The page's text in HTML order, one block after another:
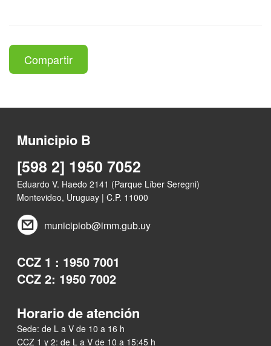
Compartir
Municipio B
[598 2] 1950 7052
Eduardo V. Haedo 2141 (Parque Líber Seregni)
Montevideo, Uruguay | C.P. 11000
municipiob@imm.gub.uy
CCZ 1 : 1950 7001
CCZ 2: 1950 7002
Horario de atención
Sede: de L a V de 10 a 16 h
CCZ 1 y 2: de L a V de 10 a 15:45 h